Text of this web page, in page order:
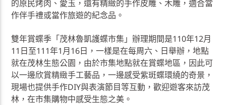
的原民烤肉、愛玉，還有精緻的手作皮雕、木雕，適合當
作伴手禮或當作旅遊的紀念品。
雙年賞蝶季「茂林魯凱護蝶市集」辦理期間是110年12月
11日至111年1月16日，一樣是在每周六、日舉辦，地點
就在茂林生態公園，由於市集地點就在賞蝶地區，因此可
以一邊欣賞精緻手工藝品，一邊感受紫斑蝶環繞的奇景，
現場也提供手作DIY與表演節目等互動，歡迎遊客來訪茂
林，在市集購物中感受生態之美。